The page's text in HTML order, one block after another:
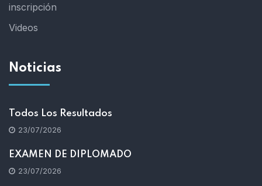
inscripción
Videos
Noticias
Todos Los Resultados
23/07/2026
EXAMEN DE DIPLOMADO
23/07/2026